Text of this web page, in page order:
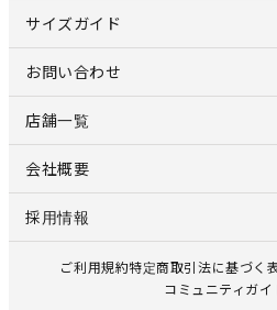
サイズガイド
お問い合わせ
店舗一覧
会社概要
採用情報
ご利用規約特定商取引法に基づく
コミュニティガイ